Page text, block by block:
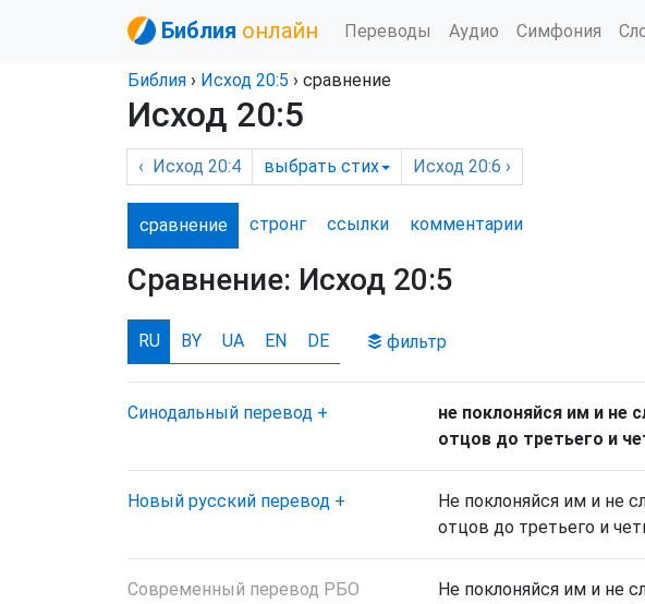
Библия онлайн Переводы Аудио Симфония
Библия › Исход 20:5 › сравнение
Исход 20:5
‹ Исход 20:4 выбрать стих Исход 20:6 ›
сравнение стронг ссылки комментарии
Сравнение: Исход 20:5
RU BY UA EN DE фильтр
Синодальный перевод +
не поклоняйся им и не
отцов до третьего и
Новый русский перевод +
Не поклоняйся им и не
отцов до третьего и
Современный перевод РБО
Не поклоняйся им и не